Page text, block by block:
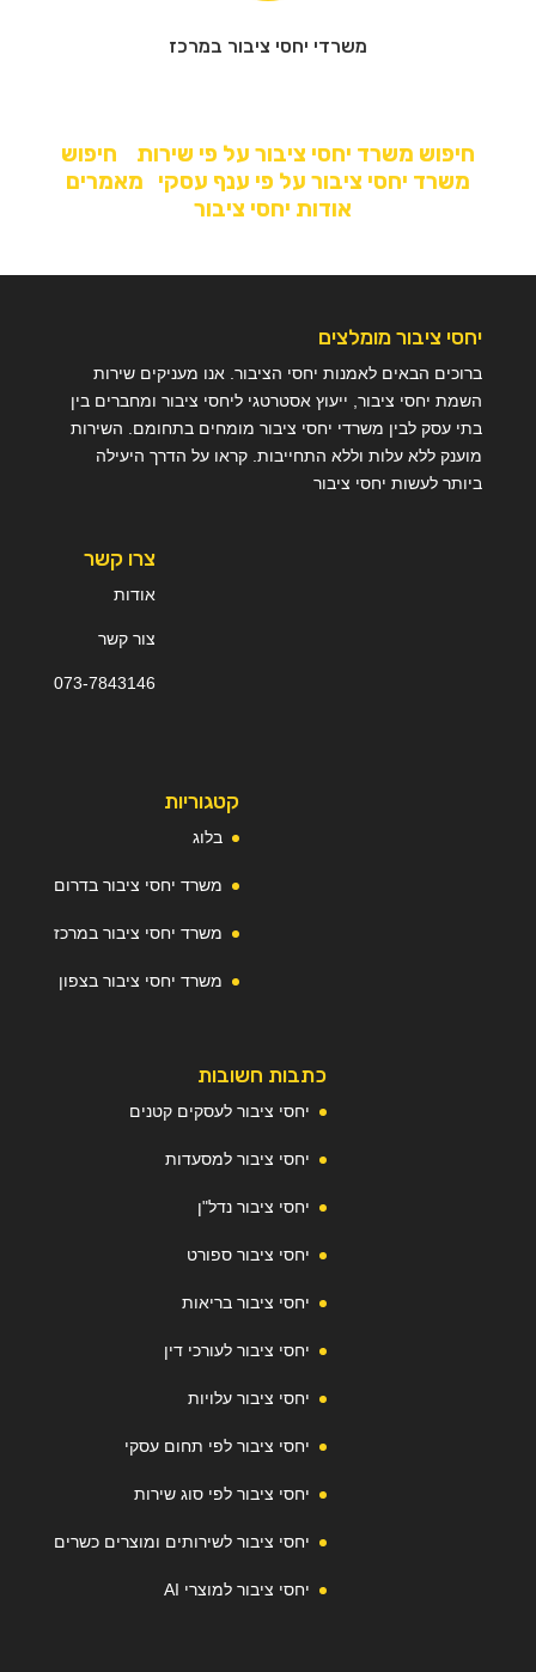
משרדי יחסי ציבור במרכז
חיפוש משרד יחסי ציבור על פי שירות
חיפוש
משרד יחסי ציבור על פי ענף עסקי
מאמרים
אודות יחסי ציבור
יחסי ציבור מומלצים
ברוכים הבאים לאמנות יחסי הציבור. אנו מעניקים שירות
השמת יחסי ציבור, ייעוץ אסטרטגי ליחסי ציבור ומחברים בין
בתי עסק לבין משרדי יחסי ציבור מומחים בתחומם. השירות
מוענק ללא עלות וללא התחייבות. קראו על הדרך היעילה
ביותר לעשות יחסי ציבור
צרו קשר
אודות
צור קשר
073-7843146
קטגוריות
בלוג
משרד יחסי ציבור בדרום
משרד יחסי ציבור במרכז
משרד יחסי ציבור בצפון
כתבות חשובות
יחסי ציבור לעסקים קטנים
יחסי ציבור למסעדות
יחסי ציבור נדל"ן
יחסי ציבור ספורט
יחסי ציבור בריאות
יחסי ציבור לעורכי דין
יחסי ציבור עלויות
יחסי ציבור לפי תחום עסקי
יחסי ציבור לפי סוג שירות
יחסי ציבור לשירותים ומוצרים כשרים
יחסי ציבור למוצרי AI